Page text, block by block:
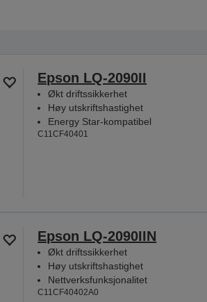
Epson LQ-2090II
Økt driftssikkerhet
Høy utskriftshastighet
Energy Star-kompatibel
C11CF40401
Epson LQ-2090IIN
Økt driftssikkerhet
Høy utskriftshastighet
Nettverksfunksjonalitet
C11CF40402A0